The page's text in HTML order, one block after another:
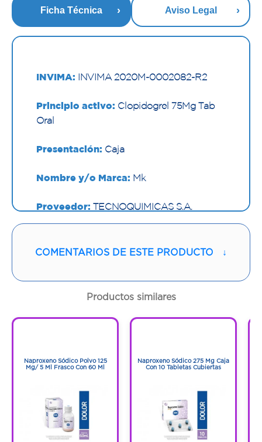
Ficha Técnica Aviso Legal
INVIMA: INVIMA 2020M-0002082-R2
Principio activo: Clopidogrel 75Mg Tab
Oral
Presentación: Caja
Nombre y/o Marca: Mk
Proveedor: TECNOQUIMICAS S.A.
30 Tabletas
Código:1292188
COMENTARIOS DE ESTE PRODUCTO ↓
Productos similares
Naproxeno Sódico Polvo 125
Mg/ 5 Ml Frasco Con 60 Ml
Naproxeno Sódico 275 Mg Caja
Con 10 Tabletas Cubiertas